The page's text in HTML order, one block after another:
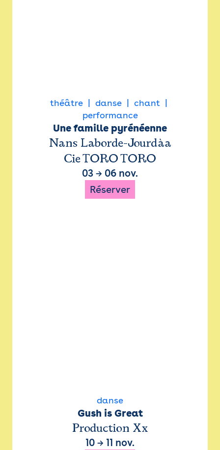
théâtre danse
chant
performance
Une famille pyrénéenne
Nans Laborde-Jourdàa
Cie TORO TORO
03 → 06 nov.
Réserver
danse
Gush is Great
Production Xx
10 → 11 nov.